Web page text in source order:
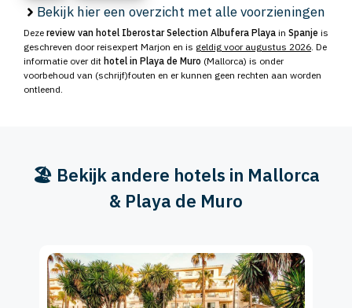
Bekijk hier een overzicht met alle voorzieningen
Deze review van hotel Iberostar Selection Albufera Playa in Spanje is
geschreven door reisexpert Marjon en is geldig voor augustus 2026. De
informatie over dit hotel in Playa de Muro (Mallorca) is onder
voorbehoud van (schrijf)fouten en er kunnen geen rechten aan worden
ontleend.
🏖️ Bekijk andere hotels in Mallorca
& Playa de Muro